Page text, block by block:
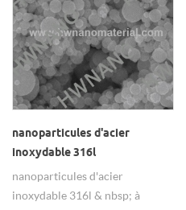
nanoparticules d'acier
inoxydable 316l
nanoparticules d'acier
inoxydable 316l & nbsp; à